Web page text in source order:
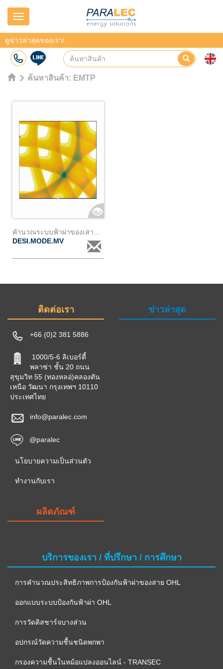
Navigation
ดูข่าวล่าสุดของเรา!
ค้นหาสินค้า: EMTP
DESI.MODE.MV
ติดต่อเรา
+66 (0)2 381 5886
1000/5-6 ลิเบอร์ตี้
พลาซ่า ชั้น 20 ถนน
สุขุมวิท 55 (ทองหลอ่)คลองตัน
เหนือ วัฒนา กรุงเทพฯ 10110
ประเทศไทย
info@paralec.com
@paralec
นโยบายความเป็นส่วนตัว
ทำงานกับเรา
ข่าวล่าสุด
ผลิตภัณฑ์
บริการของเรา / ที่ปรึกษา / การศึกษา
การคำนวณประสิทธิภาพการป้องกันฟ้าผ่าของสาย OHL
ออกแบบระบบป้องกันฟ้าผ่า OHL
การวัดดิสชาร์จบางส่วน
อปกรณ์วัดความชื้นชนิดพกพา
กรองความชื้นในหม้อแปลงออนไลน์ - TRANSEC